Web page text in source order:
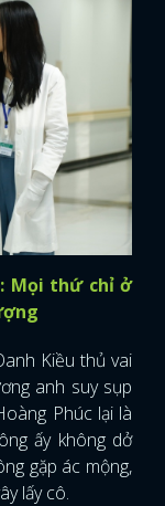
Mọi thứ chỉ ở
Kiều thủ vai
anh suy sụp
Phúc lại là
ấy không dở
gặp ác mộng,
lấy cô.